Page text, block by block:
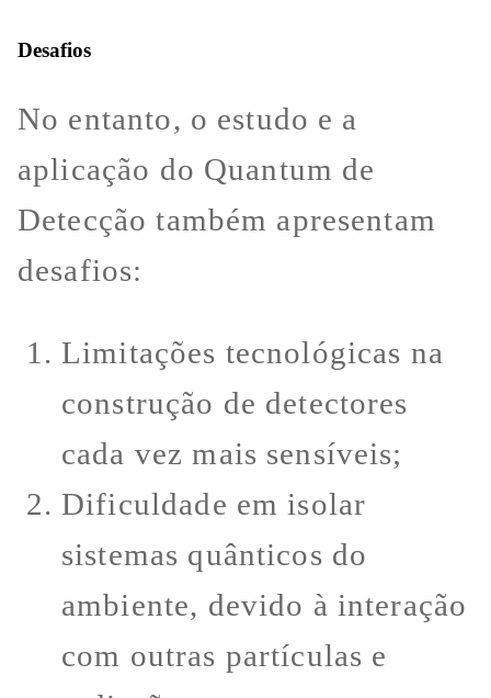
Desafios
No entanto, o estudo e a
aplicação do Quantum de
Detecção também apresentam
desafios:
Limitações tecnológicas na
construção de detectores
cada vez mais sensíveis;
Dificuldade em isolar
sistemas quânticos do
ambiente, devido à interação
com outras partículas e